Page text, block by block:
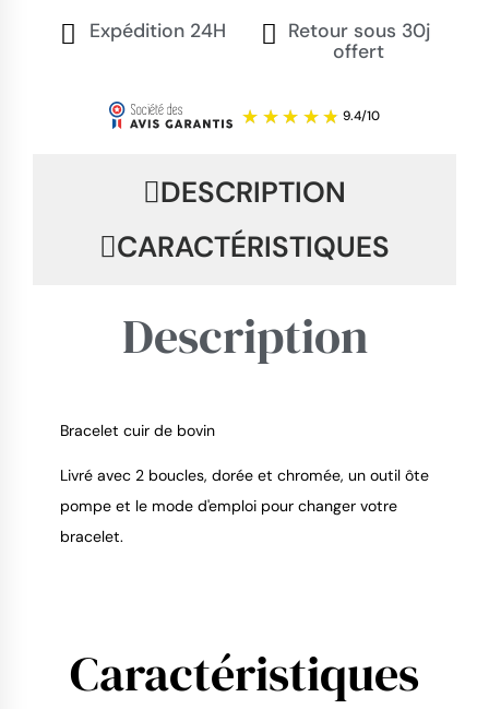
Expédition 24H
Retour sous 30j
offert
DESCRIPTION
CARACTÉRISTIQUES
Description
Bracelet cuir de bovin
Livré avec 2 boucles, dorée et chromée, un outil ôte
pompe et le mode d'emploi pour changer votre
bracelet.
Caractéristiques